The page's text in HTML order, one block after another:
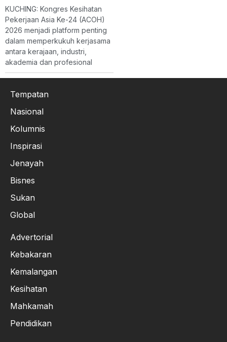
KUCHING: Kongres Kesihatan
Pekerjaan Asia Ke-24 (ACOH)
2026 menjadi platform penting
dalam memperkukuh kerjasama
antara kerajaan, industri,
akademia dan profesional
Tempatan
Nasional
Kolumnis
Inspirasi
Jenayah
Bisnes
Sukan
Global
Advertorial
Kebakaran
Kemalangan
Kesihatan
Mahkamah
Pendidikan